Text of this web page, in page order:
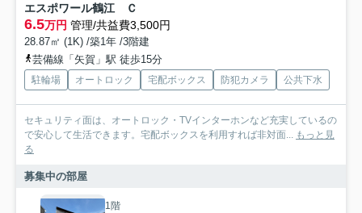
エスポワール鶴江 Ｃ
6.5万円 管理/共益費3,500円
28.87㎡ (1K) /築1年 /3階建
芸備線「矢賀」駅 徒歩15分
駐輪場 オートロック 宅配ボックス 防犯カメラ 公共下水
セキュリティ面は、オートロック・TVインターホンなど充実しているの
で安心して生活できます。宅配ボックスを利用すれば非対面... もっと見
る
募集中の部屋
1階